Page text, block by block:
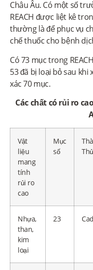
Châu Âu. Có một số
REACH được liệt kê
thường là để phục vụ
chế thuốc cho bệnh
Có 73 mục trong
53 đã bị loại bỏ sau khi
xác 70 mục.
Các chất có rủi ro
Vật
liệu
mang
tính
rủi ro
cao
Mục
số
Nhựa,
than,
kim
loại
23